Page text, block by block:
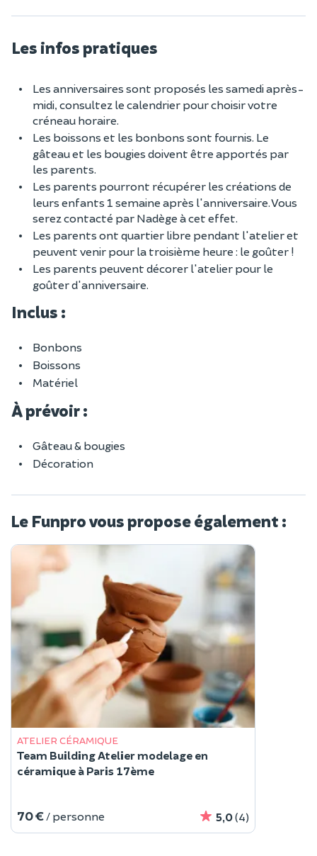
Les infos pratiques
Les anniversaires sont proposés les samedi après-
midi, consultez le calendrier pour choisir votre
créneau horaire.
Les boissons et les bonbons sont fournis. Le
gâteau et les bougies doivent être apportés par
les parents.
Les parents pourront récupérer les créations de
leurs enfants 1 semaine après l'anniversaire. Vous
serez contacté par Nadège à cet effet.
Les parents ont quartier libre pendant l'atelier et
peuvent venir pour la troisième heure : le goûter !
Les parents peuvent décorer l'atelier pour le
goûter d'anniversaire.
Inclus :
Bonbons
Boissons
Matériel
À prévoir :
Gâteau & bougies
Décoration
Le Funpro vous propose également :
ATELIER CÉRAMIQUE
Team Building Atelier modelage en
céramique à Paris 17ème
70 € / personne 5,0(4)